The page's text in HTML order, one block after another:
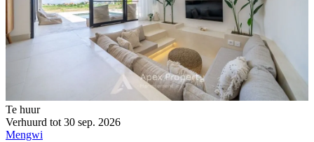
Te huur
Verhuurd tot 30 sep. 2026
Mengwi